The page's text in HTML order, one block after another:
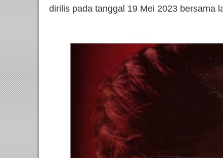
dirilis pada tanggal 19 Mei 2023 bersama